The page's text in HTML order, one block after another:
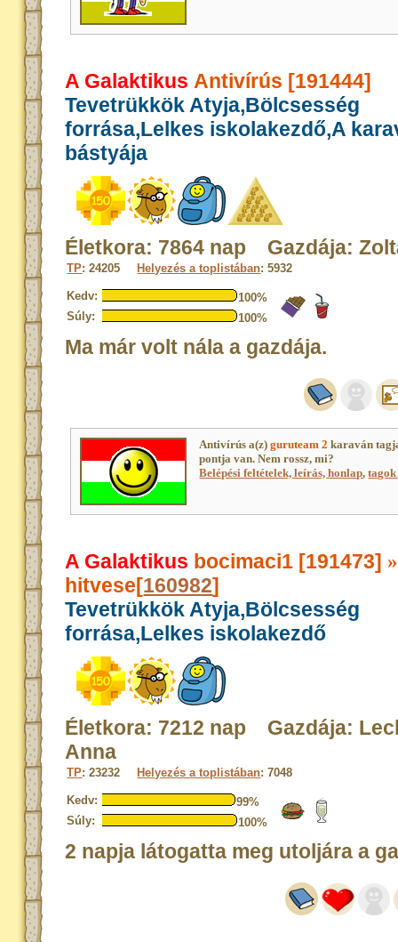
A Galaktikus Antivírús [191444]
Tevetrükkök Atyja,Bölcsesség
forrása,Lelkes iskolakezdő,A
bástyája
Életkora: 7864 nap Gazdája:
TP: 24205 Helyezés a toplistában: 5932
Kedv:
100%
Súly:
100%
Ma már volt nála a gazdája.
Antivírús a(z)guruteam 2 karaván
pontja van. Nem rossz, mi?
Belépési feltételek, leírás, honlap,
A Galaktikus bocimaci1 [191473] »
hitvese[160982]
Tevetrükkök Atyja,Bölcsesség
forrása,Lelkes iskolakezdő
Életkora: 7212 nap Gazdája:
Anna
TP: 23232 Helyezés a toplistában: 7048
Kedv:
99%
Súly:
100%
2 napja látogatta meg utoljára a